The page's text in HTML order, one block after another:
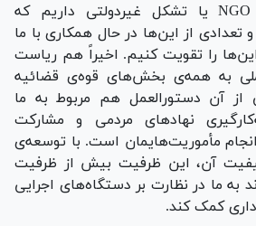
NGOیا تشکل غیردولتی داریم که
تعدادی از این‌ها در حال همکاری با ما
را تقویت کنیم. اخیراً هم ریاست
به همه‌ی بخش‌های قوه‌‌ی قضائیه
از آن دستورالعمل هم مربوط به ما
نهادهای مردمی و مشارکت
مأموریت‌هایمان است. با توسعه‌ی
کیفیت آن، این ظرفیت بیش از ظرفیت
به ما در نظارت بر دستگاه‌های اجرایی
کمک کند.